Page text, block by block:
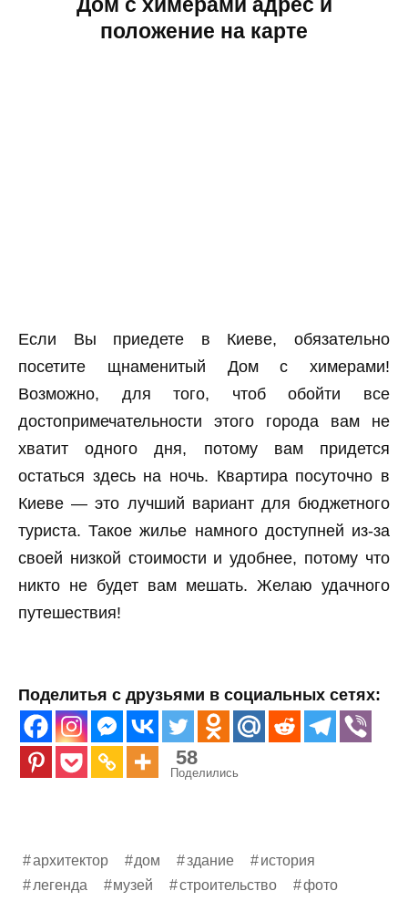
Дом с химерами адрес и
положение на карте
Если Вы приедете в Киеве, обязательно
посетите щнаменитый Дом с химерами!
Возможно, для того, чтоб обойти все
достопримечательности этого города вам не
хватит одного дня, потому вам придется
остаться здесь на ночь. Квартира посуточно в
Киеве — это лучший вариант для бюджетного
туриста. Такое жилье намного доступней из-за
своей низкой стоимости и удобнее, потому что
никто не будет вам мешать. Желаю удачного
путешествия!
Поделитья с друзьями в социальных сетях:
58
Поделились
архитектор дом здание
история
легенда
музей строительство фото